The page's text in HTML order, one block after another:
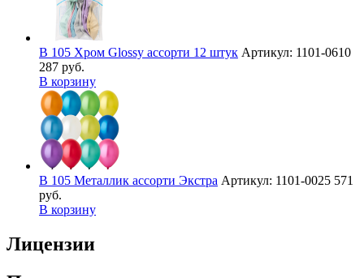
В 105 Хром Glossy ассорти 12 штук Артикул: 1101-0610
287 руб.
В корзину
В 105 Металлик ассорти Экстра Артикул: 1101-0025 571
руб.
В корзину
Лицензии